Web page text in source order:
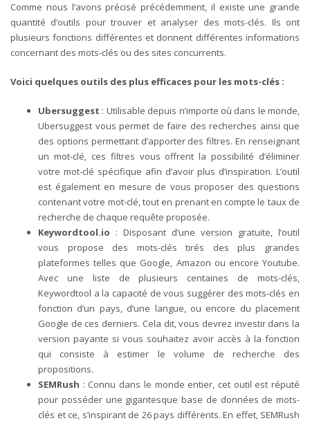
Comme nous l’avons précisé précédemment, il existe une grande
quantité d’outils pour trouver et analyser des mots-clés. Ils ont
plusieurs fonctions différentes et donnent différentes informations
concernant des mots-clés ou des sites concurrents.
Voici quelques outils des plus efficaces pour les mots-clés :
Ubersuggest : Utilisable depuis n’importe où dans le monde,
Ubersuggest vous permet de faire des recherches ainsi que
des options permettant d’apporter des filtres. En renseignant
un mot-clé, ces filtres vous offrent la possibilité d’éliminer
votre mot-clé spécifique afin d’avoir plus d’inspiration. L’outil
est également en mesure de vous proposer des questions
contenant votre mot-clé, tout en prenant en compte le taux de
recherche de chaque requête proposée.
Keywordtool.io : Disposant d’une version gratuite, l’outil
vous propose des mots-clés tirés des plus grandes
plateformes telles que Google, Amazon ou encore Youtube.
Avec une liste de plusieurs centaines de mots-clés,
Keywordtool a la capacité de vous suggérer des mots-clés en
fonction d’un pays, d’une langue, ou encore du placement
Google de ces derniers. Cela dit, vous devrez investir dans la
version payante si vous souhaitez avoir accès à la fonction
qui consiste à estimer le volume de recherche des
propositions.
SEMRush : Connu dans le monde entier, cet outil est réputé
pour posséder une gigantesque base de données de mots-
clés et ce, s’inspirant de 26 pays différents. En effet, SEMRush